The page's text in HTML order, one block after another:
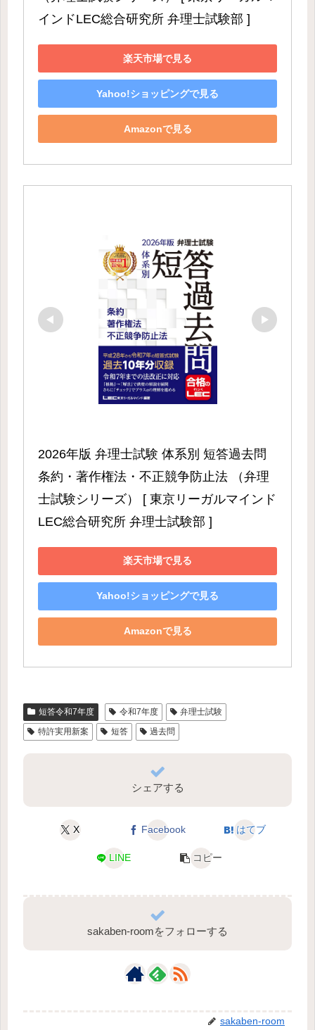
インドLEC総合研究所 弁理士試験部 ]
楽天市場で見る
Yahoo!ショッピングで見る
Amazonで見る
2026年版 弁理士試験 体系別 短答過去問
条約・著作権法・不正競争防止法 （弁理
士試験シリーズ） [ 東京リーガルマインド
LEC総合研究所 弁理士試験部 ]
楽天市場で見る
Yahoo!ショッピングで見る
Amazonで見る
短答令和7年度 令和7年度
弁理士試験
特許実用新案
短答 過去問
シェアする
X Facebook はてブ
LINE コピー
sakaben-roomをフォローする
sakaben-room